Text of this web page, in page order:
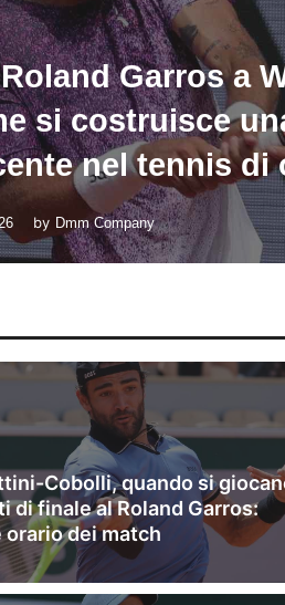
Garros a
si costruisce
nel tennis di
by Dmm Company
Cobolli, quando si
di finale al Roland Garros:
orario dei match